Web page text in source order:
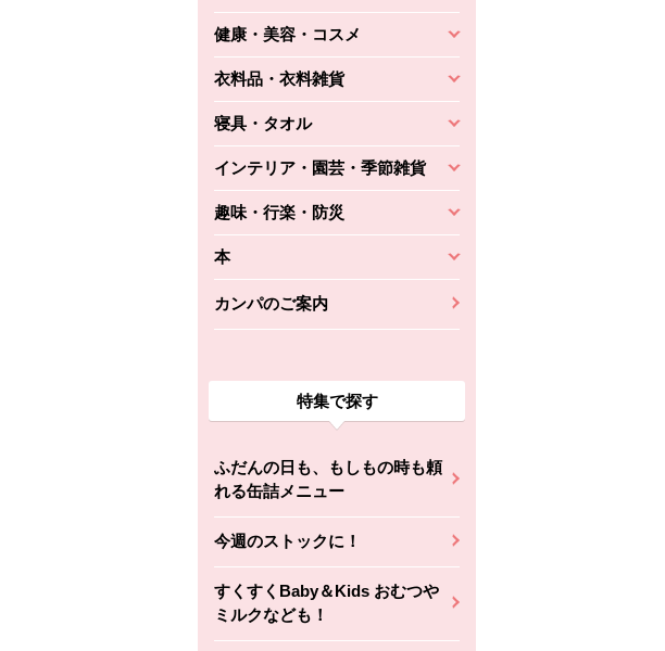
健康・美容・コスメ
衣料品・衣料雑貨
寝具・タオル
インテリア・園芸・季節雑貨
趣味・行楽・防災
本
カンパのご案内
特集で探す
ふだんの日も、もしもの時も頼
れる缶詰メニュー
今週のストックに！
すくすくBaby＆Kids おむつや
ミルクなども！